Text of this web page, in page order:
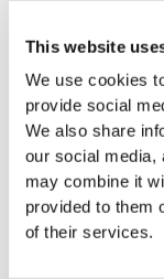
This website
We use cookies
provide social
We also share
our social media,
may combine it
provided to them
of their services.
2019
NOTAS DE CATA Negro violáceo intenso con un reborde rojo estrecho de
reflejos magenta.
delicadeza. La nariz
brillante con notas
fresco y atractivo.